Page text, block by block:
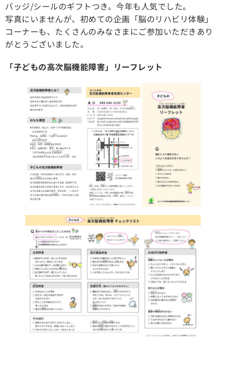
バッジ/シールのギフトつき。今年も人気でした。
写真にいませんが、初めての企画「脳のリハビリ体験」
コーナーも、たくさんのみなさまにご参加いただきあり
がとうございました。
「子どもの高次脳機能障害」リーフレット